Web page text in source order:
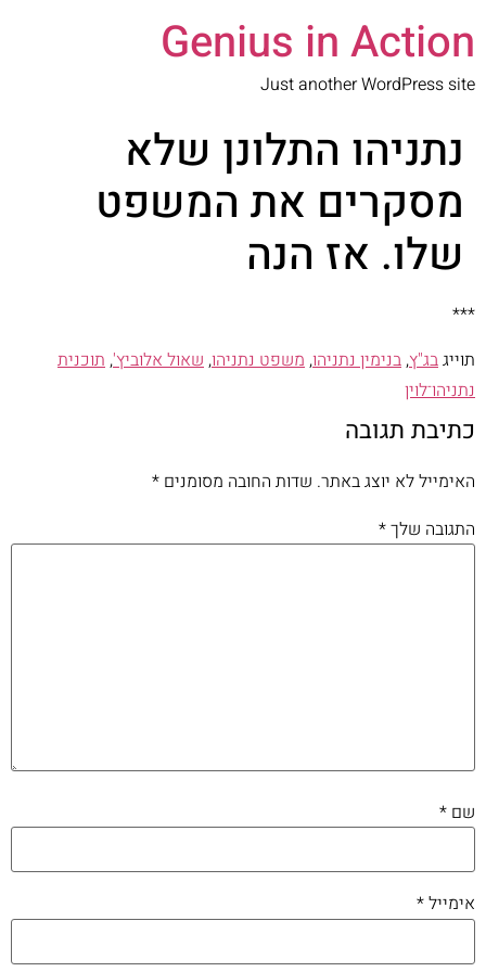
Genius in Action
Just another WordPress site
נתניהו התלונן שלא
מסקרים את המשפט
שלו. אז הנה
***
תוייגבג"ץ,בנימין נתניהו,משפט נתניהו,שאול אלוביץ',תוכנית
נתניהו־לוין
כתיבת תגובה
האימייל לא יוצג באתר. שדות החובה מסומנים *
התגובה שלך*
שם *
אימייל*